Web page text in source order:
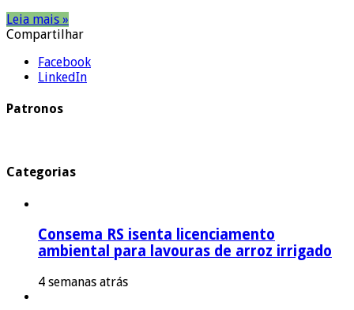
Leia mais »
Compartilhar
Facebook
LinkedIn
Patronos
Categorias
Consema RS isenta licenciamento
ambiental para lavouras de arroz irrigado
4 semanas atrás